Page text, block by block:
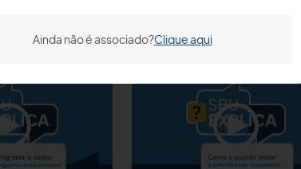
Ainda não é associado?Clique aqui